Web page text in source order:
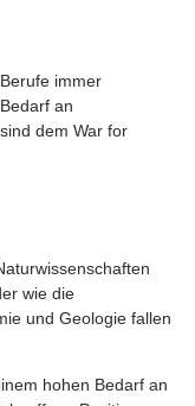
immer
an
dem War for
wie die
und Geologie fallen
hohen Bedarf an